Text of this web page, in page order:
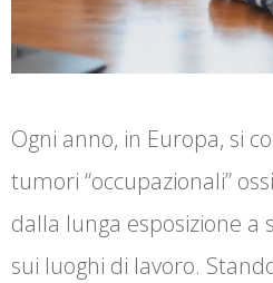
Ogni anno, in Europa, si
tumori “occupazionali”
dalla lunga esposizione a
sui luoghi di lavoro.